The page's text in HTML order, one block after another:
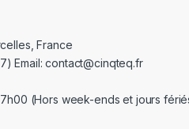
France
Email: contact@cinqteq.fr
(Hors week-ends et jours